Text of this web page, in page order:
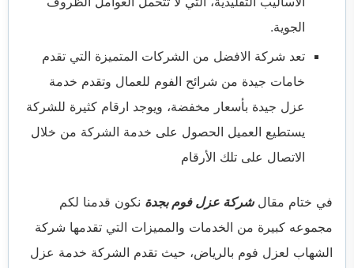
الجوية.
تعد شركة الافضل من الشركات المتميزة التي تقدم
خامات جيدة من شرائح الفوم للعمال وتقدم خدمة
عزل جيدة بأسعار مخفضة، ويوجد ارقام كثيرة للشركة
يستطيع العميل الحصول على خدمة الشركة من خلال
الاتصال على تلك الأرقام
في ختام مقالشركة عزل فوم بجدة نكون قدمنا لكم
مجموعه كبيرة من الخدمات والمميزات التي تقدمها شركة
الشهاب لعزل فوم بالرياض، حيث تقدم الشركة خدمة عزل